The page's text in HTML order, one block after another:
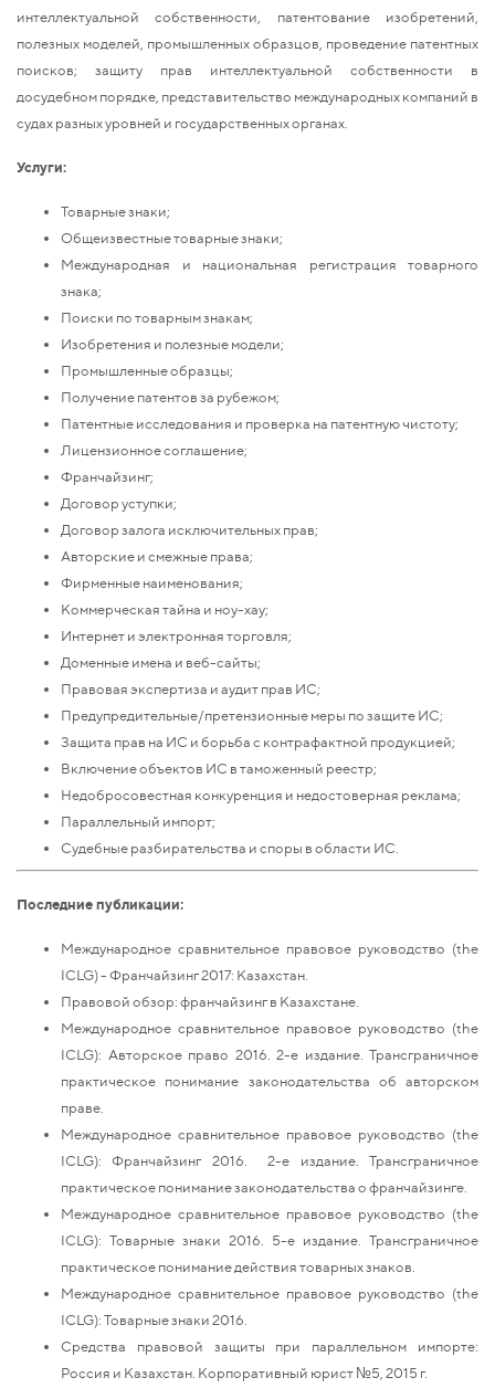
интеллектуальной собственности, патентование изобретений,
полезных моделей, промышленных образцов, проведение патентных
поисков; защиту прав интеллектуальной собственности в
досудебном порядке, представительство международных компаний в
судах разных уровней и государственных органах.
Услуги:
Товарные знаки;
Общеизвестные товарные знаки;
Международная и национальная регистрация товарного
знака;
Поиски по товарным знакам;
Изобретения и полезные модели;
Промышленные образцы;
Получение патентов за рубежом;
Патентные исследования и проверка на патентную чистоту;
Лицензионное соглашение;
Франчайзинг;
Договор уступки;
Договор залога исключительных прав;
Авторские и смежные права;
Фирменные наименования;
Коммерческая тайна и ноу-хау;
Интернет и электронная торговля;
Доменные имена и веб-сайты;
Правовая экспертиза и аудит прав ИС;
Предупредительные/претензионные меры по защите ИС;
Защита прав на ИС и борьба с контрафактной продукцией;
Включение объектов ИС в таможенный реестр;
Недобросовестная конкуренция и недостоверная реклама;
Параллельный импорт;
Судебные разбирательства и споры в области ИС.
Последние публикации:
Международное сравнительное правовое руководство (the
ICLG) - Франчайзинг 2017: Казахстан.
Правовой обзор: франчайзинг в Казахстане.
Международное сравнительное правовое руководство (the
ICLG): Авторское право 2016. 2-е издание. Трансграничное
практическое понимание законодательства об авторском
праве.
Международное сравнительное правовое руководство (the
ICLG): Франчайзинг 2016. 2-е издание. Трансграничное
практическое понимание законодательства о франчайзинге.
Международное сравнительное правовое руководство (the
ICLG): Товарные знаки 2016. 5-е издание. Трансграничное
практическое понимание действия товарных знаков.
Международное сравнительное правовое руководство (the
ICLG): Товарные знаки 2016.
Средства правовой защиты при параллельном импорте:
Россия и Казахстан. Корпоративный юрист №5, 2015 г.